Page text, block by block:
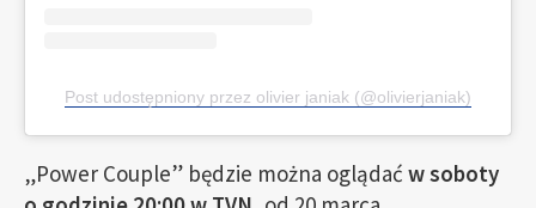
Post udostępniony przez olivier janiak (@olivierjaniak)
„Power Couple” będzie można oglądać w soboty